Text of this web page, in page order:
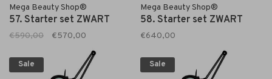
Mega Beauty Shop®
57. Starter set ZWART
€590,00 €570,00
Mega Beauty Shop®
58. Starter set ZWART
€640,00
Sale Sale